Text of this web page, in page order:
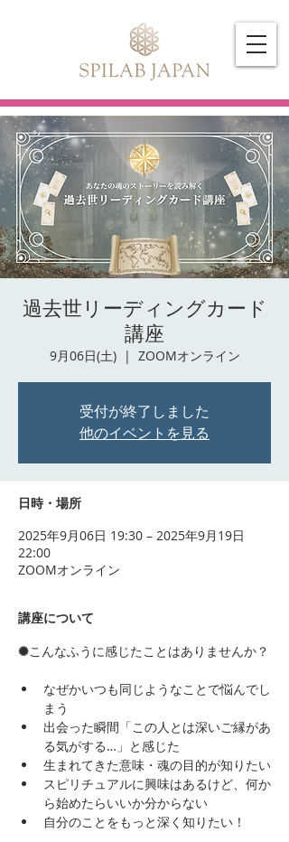
過去世リーディングカード
講座
9月06日(土)
  |
ZOOMオンライン
受付が終了しました
他のイベントを見る
日時・場所
2025年9月06日 19:30 – 2025年9月19日
22:00
ZOOMオンライン
講座について
✺こんなふうに感じたことはありませんか？
なぜかいつも同じようなことで悩んでし
まう
出会った瞬間「この人とは深いご縁があ
る気がする…」と感じた
生まれてきた意味・魂の目的が知りたい
スピリチュアルに興味はあるけど、何か
ら始めたらいいか分からない
自分のことをもっと深く知りたい！